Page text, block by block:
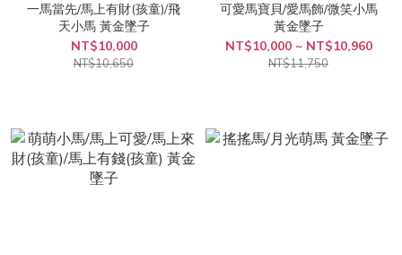
一馬當先/馬上有財(孩童)/飛
天小馬 黃金墜子
NT$10,000
NT$10,650
可愛馬寶貝/愛馬飾/微笑小馬
黃金墜子
NT$10,000 ~ NT$10,960
NT$11,750